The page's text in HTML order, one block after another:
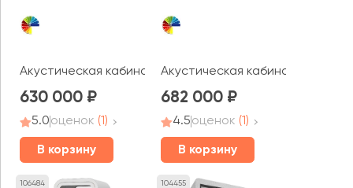
Акустическая кабина LWOP ONE WORK felt
630 000
5.0оценок (1)
В корзину
Акустическая кабина LWOP
682 000
4.5оценок (1)
В корзину
106484 104455